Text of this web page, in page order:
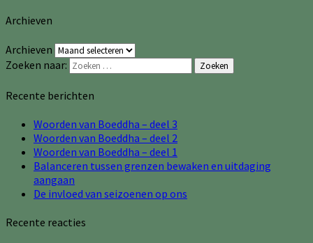
Archieven
Archieven
Zoeken naar:
Zoeken
Recente berichten
Woorden van Boeddha – deel 3
Woorden van Boeddha – deel 2
Woorden van Boeddha – deel 1
Balanceren tussen grenzen bewaken en uitdaging
aangaan
De invloed van seizoenen op ons
Recente reacties